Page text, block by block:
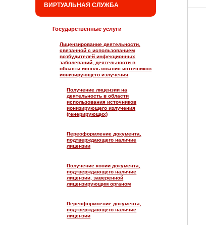
ВИРТУАЛЬНАЯ СЛУЖБА
Государственные услуги
Лицензирование деятельности,
связанной с использованием
возбудителей инфекционных
заболеваний, деятельности в
области использования источников
ионизирующего излучения
Получение лицензии на
деятельность в области
использования источников
ионизирующего излучения
(генерирующих)
Переоформление документа,
подтверждающего наличие
лицензии
Получение копии документа,
подтверждающего наличие
лицензии, заверенной
лицензирующим органом
Переоформление документа,
подтверждающего наличие
лицензии